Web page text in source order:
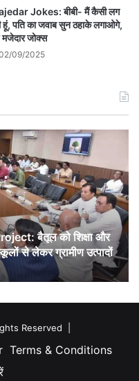
Jokes: बीबी- मैं कैसी लग
हूं, पति का जवाब सुन ठहाके लगाओगे,
जोक्स
09/2025
बैतूल को शिक्षा और
से लेकर ग्रामीण उत्पादों
Reserved |
Terms & Conditions